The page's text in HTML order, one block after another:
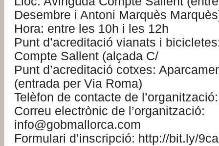
Desembre i Antoni Marquès
Hora: entre les 10h i les 12h
Punt d’acreditació vianats i
Compte Sallent (alçada C/
Punt d’acreditació cotxes:
(entrada per Via Roma)
Telèfon de contacte de
Correu electrònic de l’organització:
info@gobmallorca.com
Formulari d’inscripció: http://bit.ly/